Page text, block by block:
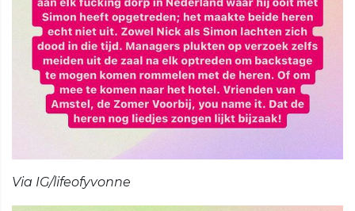
Via IG/lifeofyvonne